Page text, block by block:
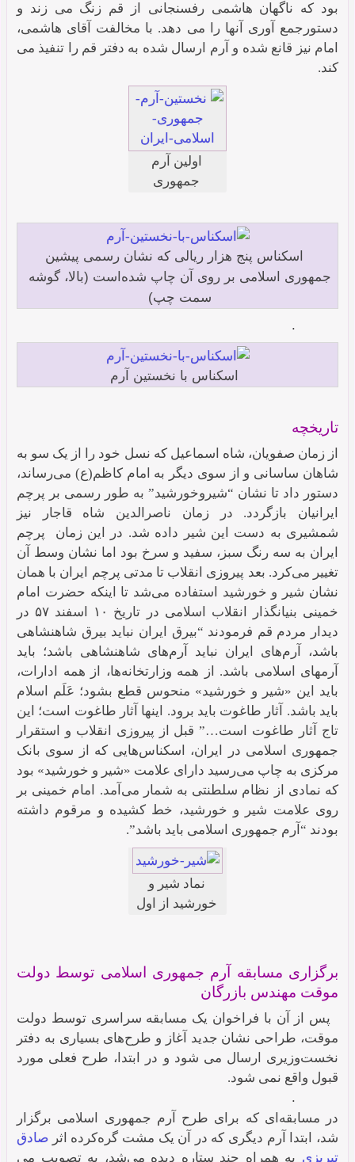
بود که ناگهان هاشمی رفسنجانی از قم زنگ می زند و
دستورجمع آوری آنها را می دهد. با مخالفت آقای هاشمی،
امام نیز قانع شده و آرم ارسال شده به دفتر قم را تنفیذ می
کند.
اولین آرم
جمهوری
۱۳۵۸-۱۳۵۹
اسکناس پنج هزار ریالی که نشان رسمی پیشین
جمهوری اسلامی بر روی آن چاپ شده‌است (بالا، گوشه
سمت چپ)
.
اسکناس با نخستین آرم
تاریخچه
از زمان صفویان، شاه اسماعیل که نسل خود را از یک سو به
شاهان ساسانی و از سوی دیگر به امام کاظم(ع) می‌رساند،
دستور داد تا نشان “شیروخورشید” به طور رسمی بر پرچم
ایرانیان باز‌گردد. در زمان ناصرالدین شاه قاجار نیز
شمشیری به دست این شیر داده شد. در این زمان پرچم
ایران به سه رنگ سبز، سفید و سرخ بود اما نشان وسط آن
تغییر می‌کرد. بعد پیروزی انقلاب تا مدتی پرچم ایران با همان
نشان شیر و خورشید استفاده می‌شد تا اینکه حضرت امام
خمینی بنیانگذار انقلاب اسلامی در تاریخ ۱۰ اسفند ۵۷ در
دیدار مردم قم فرمودند “بیرق ایران نباید بیرق شاهنشاهی
باشد، آرم‌های ایران نباید آرم‌های شاهنشاهی باشد؛ باید
آرمهای اسلامی باشد. از همه وزارتخانه‌ها، از همه ادارات،
باید این «شیر و خورشید» منحوس قطع بشود؛ عَلَم اسلام
باید باشد. آثار طاغوت باید برود. اینها آثار طاغوت است؛ این
تاج آثار طاغوت است…” قبل از پیروزی انقلاب و استقرار
جمهوری اسلامی در ایران، اسکناس‌هایی که از سوی بانک
مرکزی به چاپ می‌رسید دارای علامت «شیر و خورشید» بود
که نمادی از نظام سلطنتی به شمار می‌آمد. امام خمینی بر
روی علامت شیر و خورشید، خط کشیده و مرقوم داشته‌
بودند “آرم جمهوری اسلامی باید باشد”.
نماد شیر و
خورشید از اول
برگزاری مسابقه آرم جمهوری اسلامی توسط دولت
موقت مهندس بازرگان
پس از آن با فراخوان یک مسابقه سراسری توسط دولت
موقت، طراحی نشان جدید آغاز و طرح‌های بسیاری به دفتر
نخست‌وزیری ارسال می شود و در ابتدا، طرح فعلی مورد
قبول واقع نمی شود.
.
در مسابقه‌ای که برای طرح آرم جمهوری اسلامی برگزار
شد، ابتدا آرم دیگری که در آن یک مشت گره‌کرده اثر صادق
تبریزی به همراه چند ستاره دیده می‌شد، به تصویب می